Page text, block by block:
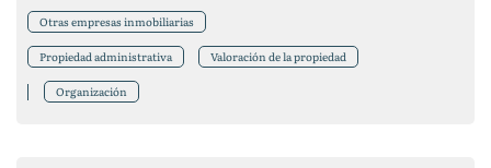
Otras empresas inmobiliarias
Propiedad administrativa Valoración de la propiedad
Organización